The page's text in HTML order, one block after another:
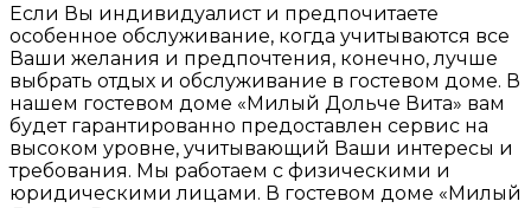
Если Вы индивидуалист и предпочитаете
особенное обслуживание, когда учитываются все
Ваши желания и предпочтения, конечно, лучше
выбрать отдых и обслуживание в гостевом доме. В
нашем гостевом доме «Милый Дольче Вита» вам
будет гарантированно предоставлен сервис на
высоком уровне, учитывающий Ваши интересы и
требования. Мы работаем с физическими и
юридическими лицами. В гостевом доме «Милый